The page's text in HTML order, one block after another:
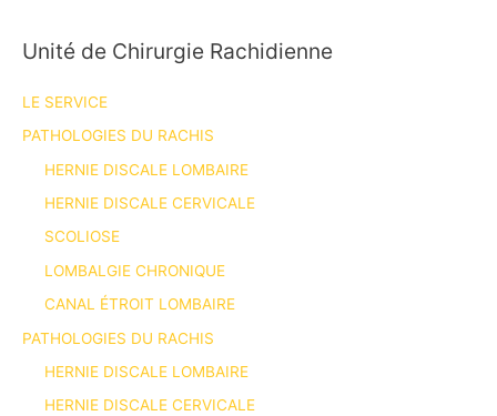
Unité de Chirurgie Rachidienne
LE SERVICE
PATHOLOGIES DU RACHIS
HERNIE DISCALE LOMBAIRE
HERNIE DISCALE CERVICALE
SCOLIOSE
LOMBALGIE CHRONIQUE
CANAL ÉTROIT LOMBAIRE
PATHOLOGIES DU RACHIS
HERNIE DISCALE LOMBAIRE
HERNIE DISCALE CERVICALE